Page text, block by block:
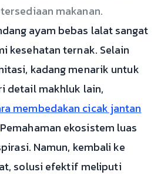
makanan.
ayam bebas lalat sangat
kesehatan ternak. Selain
kadang menarik untuk
detail makhluk lain,
membedakan cicak jantan
ekosistem luas
Namun, kembali ke
solusi efektif meliputi